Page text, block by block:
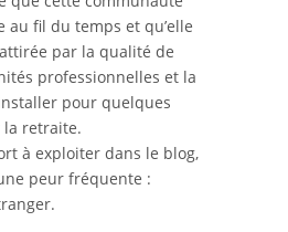
au fil du temps et qu’elle
par la qualité de
professionnelles et la
pour quelques
la retraite.
à exploiter dans le blog,
peur fréquente :